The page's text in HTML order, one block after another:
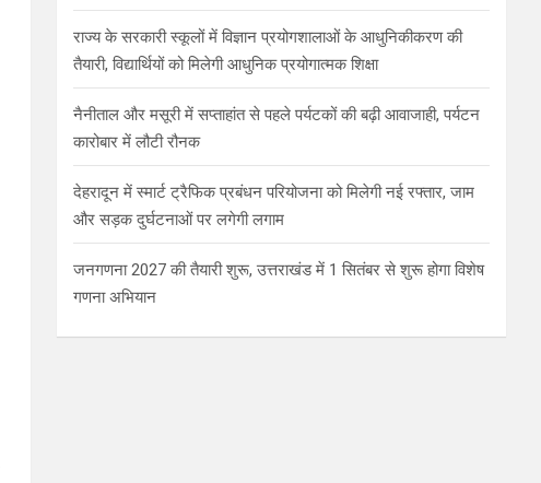
राज्य के सरकारी स्कूलों में विज्ञान प्रयोगशालाओं के आधुनिकीकरण की
तैयारी, विद्यार्थियों को मिलेगी आधुनिक प्रयोगात्मक शिक्षा
नैनीताल और मसूरी में सप्ताहांत से पहले पर्यटकों की बढ़ी आवाजाही, पर्यटन
कारोबार में लौटी रौनक
देहरादून में स्मार्ट ट्रैफिक प्रबंधन परियोजना को मिलेगी नई रफ्तार, जाम
और सड़क दुर्घटनाओं पर लगेगी लगाम
जनगणना 2027 की तैयारी शुरू, उत्तराखंड में 1 सितंबर से शुरू होगा विशेष
गणना अभियान